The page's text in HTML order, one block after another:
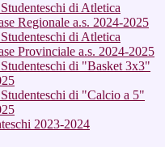
di Atletica
Regionale a.s. 2024-2025
di Atletica
Provinciale a.s. 2024-2025
di "Basket 3x3"
di "Calcio a 5"
2023-2024